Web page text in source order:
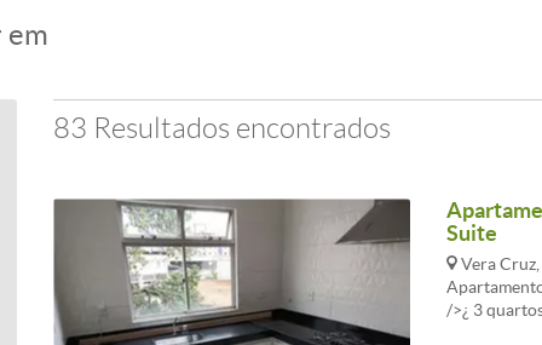
em
83 Resultados encontrados
Suite
Vera
/>¿ 3